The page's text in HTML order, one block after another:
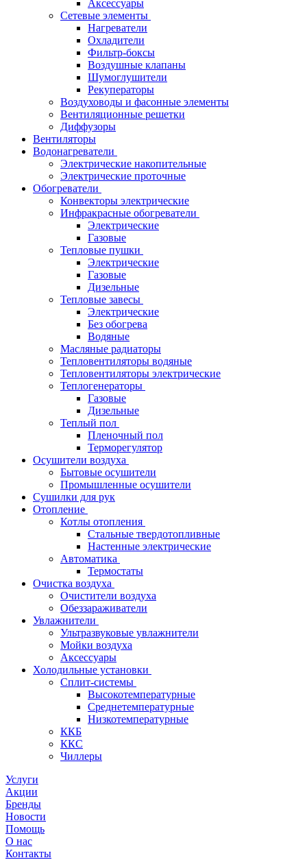
Аксессуары
Сетевые элементы
Нагреватели
Охладители
Фильтр-боксы
Воздушные клапаны
Шумоглушители
Рекуператоры
Воздуховоды и фасонные элементы
Вентиляционные решетки
Диффузоры
Вентиляторы
Водонагреватели
Электрические накопительные
Электрические проточные
Обогреватели
Конвекторы электрические
Инфракрасные обогреватели
Электрические
Газовые
Тепловые пушки
Электрические
Газовые
Дизельные
Тепловые завесы
Электрические
Без обогрева
Водяные
Масляные радиаторы
Тепловентиляторы водяные
Тепловентиляторы электрические
Теплогенераторы
Газовые
Дизельные
Теплый пол
Пленочный пол
Терморегулятор
Осушители воздуха
Бытовые осушители
Промышленные осушители
Сушилки для рук
Отопление
Котлы отопления
Стальные твердотопливные
Настенные электрические
Автоматика
Термостаты
Очистка воздуха
Очистители воздуха
Обеззараживатели
Увлажнители
Ультразвуковые увлажнители
Мойки воздуха
Аксессуары
Холодильные установки
Сплит-системы
Высокотемпературные
Среднетемпературные
Низкотемпературные
ККБ
ККС
Чиллеры
Услуги
Акции
Бренды
Новости
Помощь
О нас
Контакты